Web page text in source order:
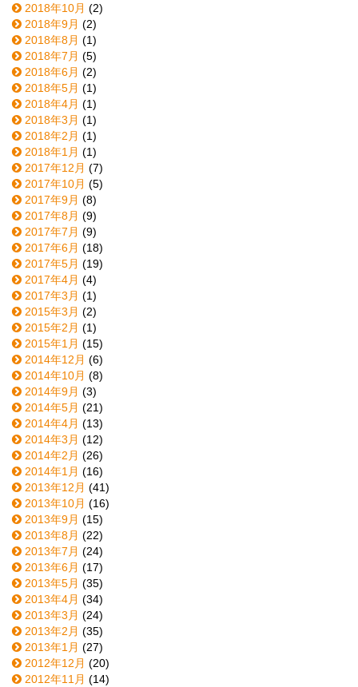
2018年10月 (2)
2018年9月 (2)
2018年8月 (1)
2018年7月 (5)
2018年6月 (2)
2018年5月 (1)
2018年4月 (1)
2018年3月 (1)
2018年2月 (1)
2018年1月 (1)
2017年12月 (7)
2017年10月 (5)
2017年9月 (8)
2017年8月 (9)
2017年7月 (9)
2017年6月 (18)
2017年5月 (19)
2017年4月 (4)
2017年3月 (1)
2015年3月 (2)
2015年2月 (1)
2015年1月 (15)
2014年12月 (6)
2014年10月 (8)
2014年9月 (3)
2014年5月 (21)
2014年4月 (13)
2014年3月 (12)
2014年2月 (26)
2014年1月 (16)
2013年12月 (41)
2013年10月 (16)
2013年9月 (15)
2013年8月 (22)
2013年7月 (24)
2013年6月 (17)
2013年5月 (35)
2013年4月 (34)
2013年3月 (24)
2013年2月 (35)
2013年1月 (27)
2012年12月 (20)
2012年11月 (14)